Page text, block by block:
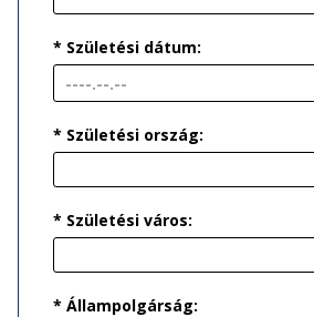
* Születési dátum:
* Születési ország:
* Születési város:
* Állampolgárság: